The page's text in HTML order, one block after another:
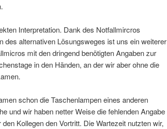
Interpretation. Dank des Notfallmircros
des alternativen Lösungsweges ist uns ein weiterer
mit den dringend benötigten Angaben zur
in den Händen, an der wir aber ohne die
schon die Taschenlampen eines anderen
und wir haben netter Weise die fehlenden Angabe
Kollegen den Vortritt. Die Wartezeit nutzten wir,